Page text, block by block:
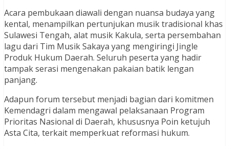
Acara pembukaan diawali dengan nuansa budaya yang
kental, menampilkan pertunjukan musik tradisional khas
Sulawesi Tengah, alat musik Kakula, serta persembahan
lagu dari Tim Musik Sakaya yang mengiringi Jingle
Produk Hukum Daerah. Seluruh peserta yang hadir
tampak serasi mengenakan pakaian batik lengan
panjang.
Adapun forum tersebut menjadi bagian dari komitmen
Kemendagri dalam mengawal pelaksanaan Program
Prioritas Nasional di Daerah, khususnya Poin ketujuh
Asta Cita, terkait memperkuat reformasi hukum.